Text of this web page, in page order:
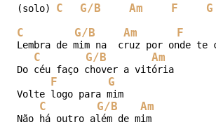
(solo) C G/B Am F
G
C
G/B Am F
Lembra de mim na  cruz por onde te
C G/B Am
Do céu faço chover a vitória
F G
Volte logo para mim
C G/B Am
Não há outro além de mim